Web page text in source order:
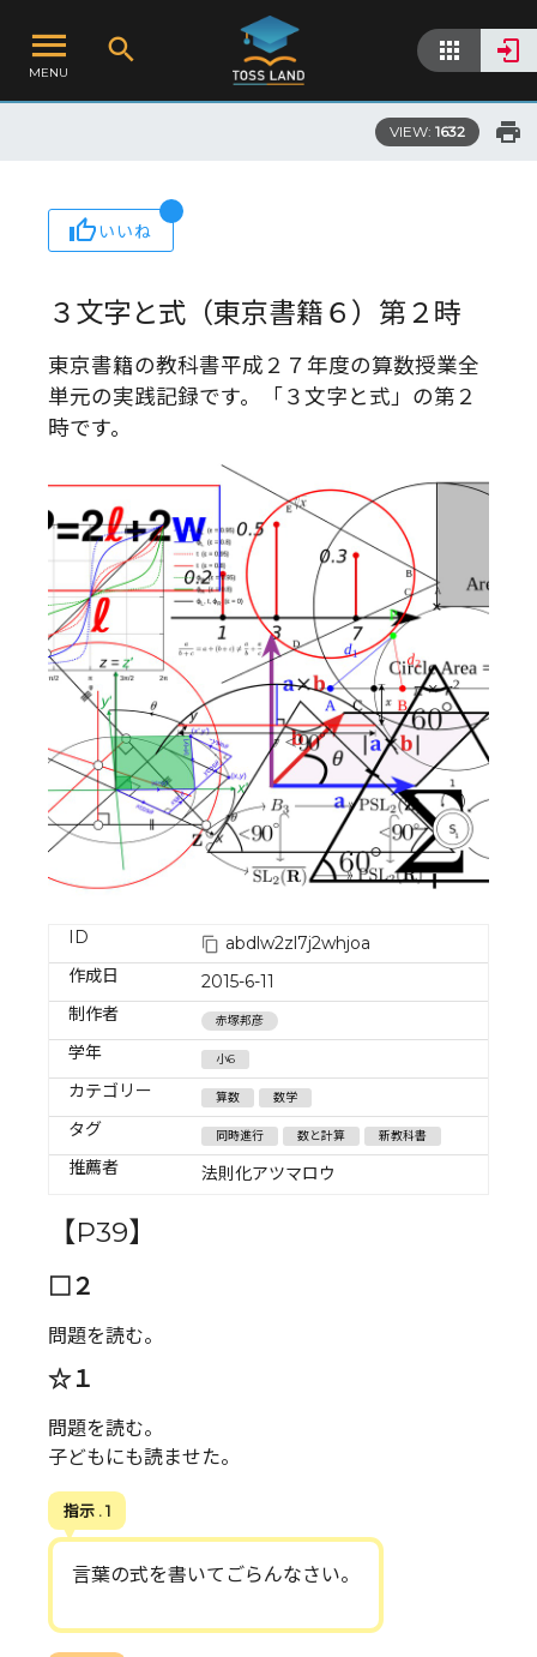
MENU
VIEW: 1632
いいね
３文字と式（東京書籍６）第２時
東京書籍の教科書平成２７年度の算数授業全
単元の実践記録です。「３文字と式」の第２
時です。
ID
abdlw2zl7j2whjoa
作成日
2015-6-11
制作者
赤塚邦彦
学年 小6
カテゴリー 算数 数学
タグ 同時進行 数と計算 新教科書
推薦者 法則化アツマロウ
【P39】
□２
問題を読む。
☆１
問題を読む。
子どもにも読ませた。
指示 . 1
言葉の式を書いてごらんなさい。